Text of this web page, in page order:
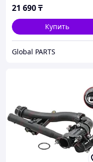
21 690₸
Купить
Global PARTS